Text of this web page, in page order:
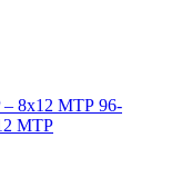
96-
MTP